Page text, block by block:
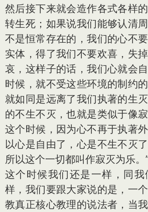
然后接下来就会造作各式各样
转生死；如果说我们能够认清
不是恒常存在的，我们的心不
实体，得了我们不要欢喜，失
哀，这样子的话，我们心就会
时候，就不受这些环境的制约
就如同是远离了我们执著的生
的不生不灭，也就是类似于像
这个时候，因为心不再于执著
以心是自由了，心是不生不灭
所以这个一切都叫作寂灭为乐。
这个时候我们还是一样，同
样，我们要跟大家说的是，一
教真正核心教理的说法者，当